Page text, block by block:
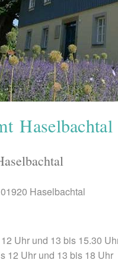
Haselbachtal
Haselbachtal
Uhr und 13 bis 15.30
12 Uhr und 13 bis 18 Uhr